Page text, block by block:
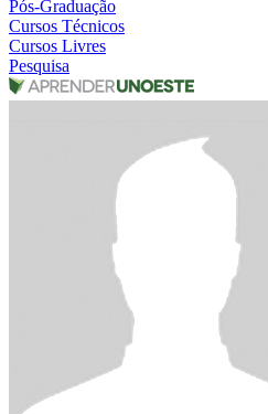
Pós-Graduação
Cursos Técnicos
Cursos Livres
Pesquisa